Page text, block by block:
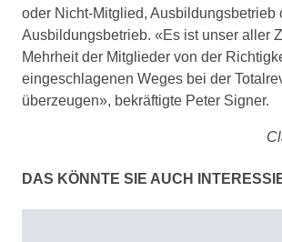
oder Nicht-Mitglied, Ausbildungsbetrieb
Ausbildungsbetrieb. «Es ist unser aller
Mehrheit der Mitglieder von der
eingeschlagenen Weges bei der
überzeugen», bekräftigte Peter Signer.
DAS KÖNNTE SIE AUCH